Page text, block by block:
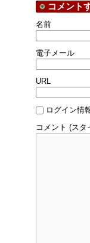
コメント
名前
電子メール
URL
ログイン情
コメント (ス